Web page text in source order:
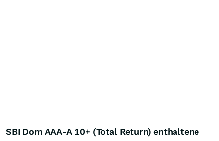
SBI Dom AAA-A 10+ (Total Return) enthaltene